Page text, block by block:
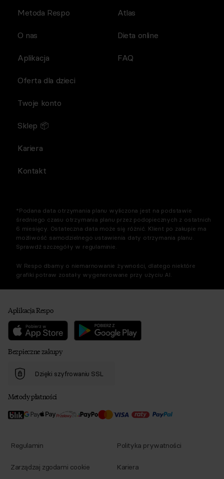
Metoda Respo
O nas
Aplikacja
Atlas
Dieta online
FAQ
Oferta dla dzieci
Twoje konto
Sklep 📦
Kariera
Kontakt
*Podana data otrzymania planu wyliczona jest na podstawie
średniego czasu otrzymania planu przez podopiecznych z ostatnich
6 miesięcy. Ostateczna data może się różnić. Klient po zakupie ma
możliwość samodzielnego ustawienia daty otrzymania planu.
Sprawdź szczegóły w regulaminie.
W Respo dbamy o niemarnowanie żywności, dlatego niektóre
grafiki potraw zostały wygenerowane przy użyciu AI.
Aplikacja Respo
Bezpieczne zakupy
Dzięki szyfrowaniu SSL
Metody płatności
Regulamin Polityka prywatności
Zarządzaj zgodami cookie Kariera